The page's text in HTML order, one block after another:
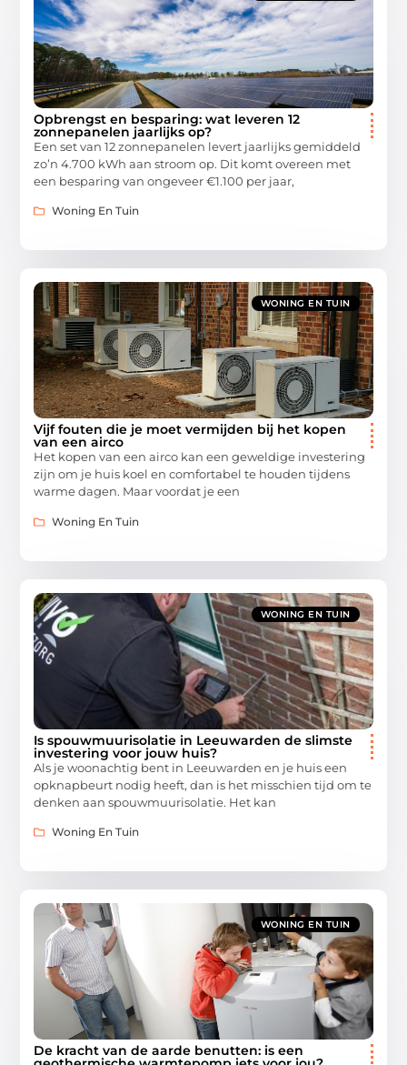
Opbrengst en besparing: wat leveren 12
zonnepanelen jaarlijks op?
Een set van 12 zonnepanelen levert jaarlijks gemiddeld
zo’n 4.700 kWh aan stroom op. Dit komt overeen met
een besparing van ongeveer €1.100 per jaar,
Woning En Tuin
WONING EN TUIN
Vijf fouten die je moet vermijden bij het kopen
van een airco
Het kopen van een airco kan een geweldige investering
zijn om je huis koel en comfortabel te houden tijdens
warme dagen. Maar voordat je een
Woning En Tuin
WONING EN TUIN
Is spouwmuurisolatie in Leeuwarden de slimste
investering voor jouw huis?
Als je woonachtig bent in Leeuwarden en je huis een
opknapbeurt nodig heeft, dan is het misschien tijd om te
denken aan spouwmuurisolatie. Het kan
Woning En Tuin
WONING EN TUIN
De kracht van de aarde benutten: is een